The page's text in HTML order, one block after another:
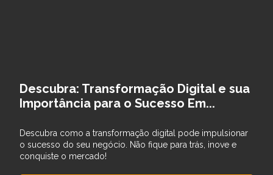
Descubra: Transformação Digital e sua
Importância para o Sucesso Em...
Descubra como a transformação digital pode impulsionar
o sucesso do seu negócio. Não fique para trás, inove e
conquiste o mercado!